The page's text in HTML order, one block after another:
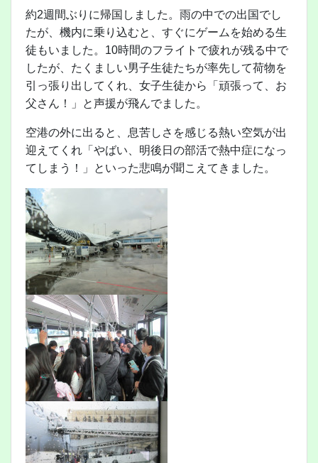
約2週間ぶりに帰国しました。雨の中での出国でし
たが、機内に乗り込むと、すぐにゲームを始める生
徒もいました。10時間のフライトで疲れが残る中で
したが、たくましい男子生徒たちが率先して荷物を
引っ張り出してくれ、女子生徒から「頑張って、お
父さん！」と声援が飛んでました。
空港の外に出ると、息苦しさを感じる熱い空気が出
迎えてくれ「やばい、明後日の部活で熱中症になっ
てしまう！」といった悲鳴が聞こえてきました。